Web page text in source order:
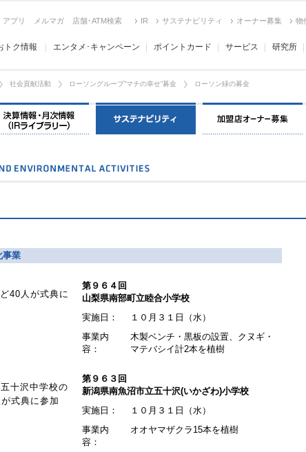
アプリ メルマガ 店舗･ATM検索 IR サステナビリティ オーナー募集 物
トク情報 エンタメ･キャンペーン ポイントカード サービス 研究所
社会貢献活動 ローソングループ”マチの幸せ”募金 ローソン緑の募金
情報 決算情報・月次情報・ IR ライブラリー
事業
40人が式典に
第９６４回
山梨県南部町立睦合小学校
実施日：
１０月３１日（水）
事業内
容：
木製ベンチ・黒板の設置、クヌギ・
マテバシイ計2本を植樹
十沢中学校の
式典に参加
第９６３回
新潟県南魚沼市立五十沢(いかざわ)小学校
実施日：
１０月３１日（水）
事業内
容：
オオヤマザクラ15本を植樹